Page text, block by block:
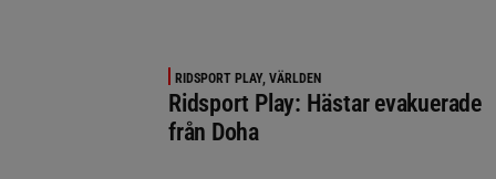
RIDSPORT PLAY, VÄRLDEN
Ridsport Play: Hästar evakuerade
från Doha